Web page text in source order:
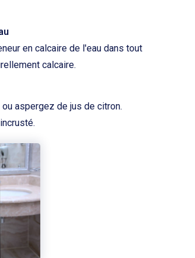
en calcaire de l'eau dans tout
calcaire.
aspergez de jus de citron.